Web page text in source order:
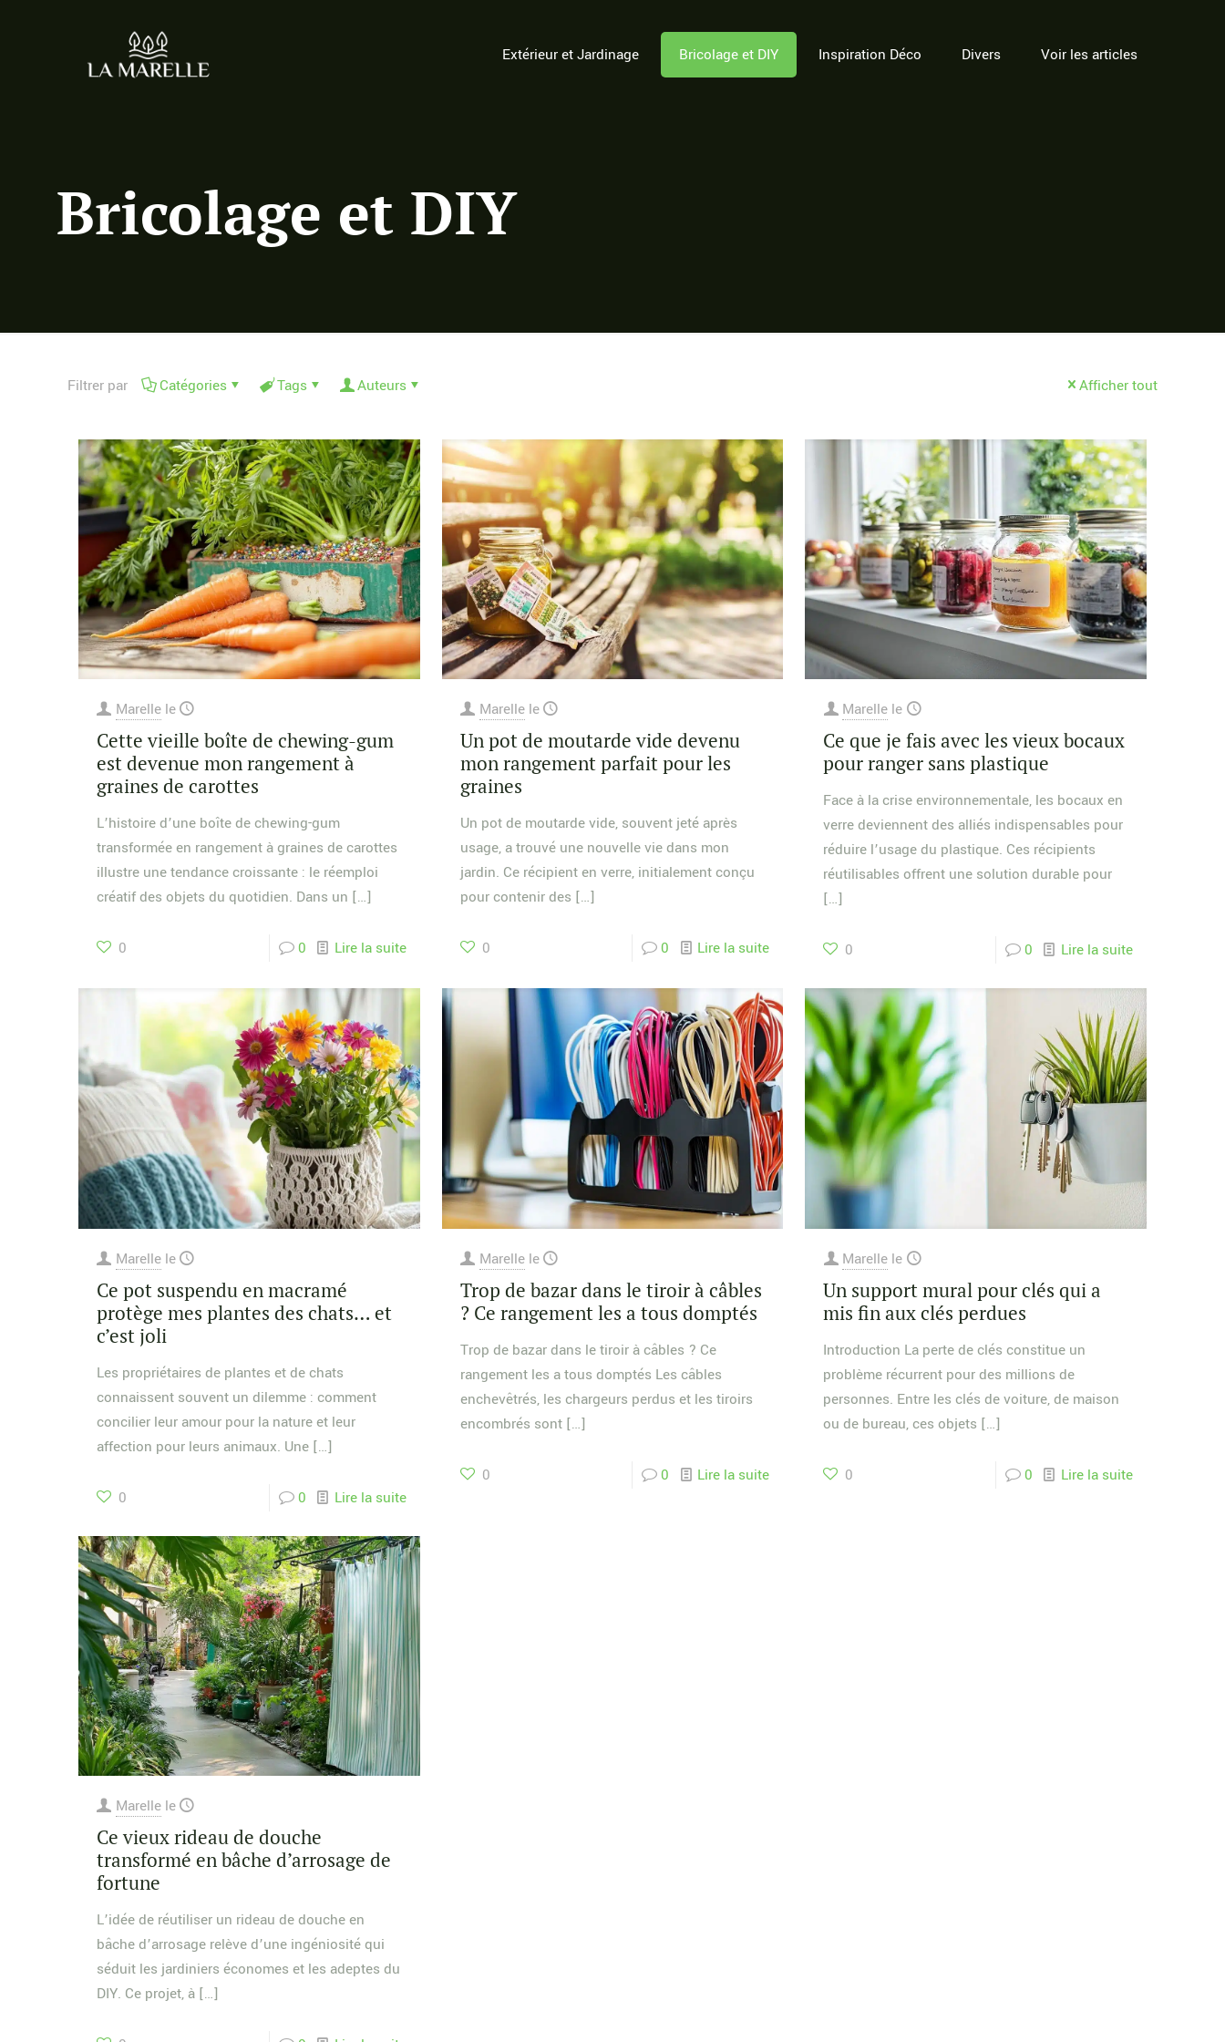
Extérieur et Jardinage Bricolage et DIY Inspiration Déco Divers Voir les articles
Bricolage et DIY
Filtrer par Catégories Tags Auteurs Afficher tout
Marelle le
Cette vieille boîte de chewing-gum
est devenue mon rangement à
graines de carottes
L’histoire d’une boîte de chewing-gum
transformée en rangement à graines de carottes
illustre une tendance croissante : le réemploi
créatif des objets du quotidien. Dans un […]
0 0 Lire la suite
Marelle le
Un pot de moutarde vide devenu
mon rangement parfait pour les
graines
Un pot de moutarde vide, souvent jeté après
usage, a trouvé une nouvelle vie dans mon
jardin. Ce récipient en verre, initialement conçu
pour contenir des […]
0 0 Lire la suite
Marelle le
Ce que je fais avec les vieux bocaux
pour ranger sans plastique
Face à la crise environnementale, les bocaux en
verre deviennent des alliés indispensables pour
réduire l’usage du plastique. Ces récipients
réutilisables offrent une solution durable pour
[…]
0 0 Lire la suite
Marelle le
Ce pot suspendu en macramé
protège mes plantes des chats… et
c’est joli
Les propriétaires de plantes et de chats
connaissent souvent un dilemme : comment
concilier leur amour pour la nature et leur
affection pour leurs animaux. Une[…]
0 0 Lire la suite
Marelle le
Trop de bazar dans le tiroir à câbles
? Ce rangement les a tous domptés
Trop de bazar dans le tiroir à câbles ? Ce
rangement les a tous domptés Les câbles
enchevêtrés, les chargeurs perdus et les tiroirs
encombrés sont[…]
0 0 Lire la suite
Marelle le
Un support mural pour clés qui a
mis fin aux clés perdues
Introduction La perte de clés constitue un
problème récurrent pour des millions de
personnes. Entre les clés de voiture, de maison
ou de bureau, ces objets […]
0 0 Lire la suite
Marelle le
Ce vieux rideau de douche
transformé en bâche d’arrosage de
fortune
L’idée de réutiliser un rideau de douche en
bâche d’arrosage relève d’une ingéniosité qui
séduit les jardiniers économes et les adeptes du
DIY. Ce projet, à[…]